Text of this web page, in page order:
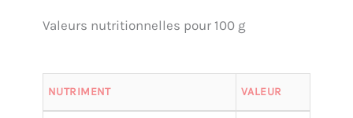
Valeurs nutritionnelles pour 100 g
NUTRIMENT VALEUR